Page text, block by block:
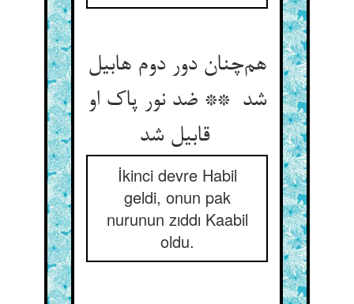
هم‌چنان دور دوم هابیل
شد ** ضد نور پاک او
قابیل شد
İkinci devre Habil
geldi, onun pak
nurunun zıddı Kaabil
oldu.